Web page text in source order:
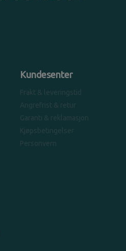
Kundesenter
Frakt & leveringstid
Angrefrist & retur
Garanti & reklamasjon
Kjøpsbetingelser
Personvern